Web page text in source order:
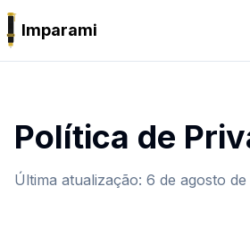
Imparami
Política de
Última atualização: 6 de agosto de